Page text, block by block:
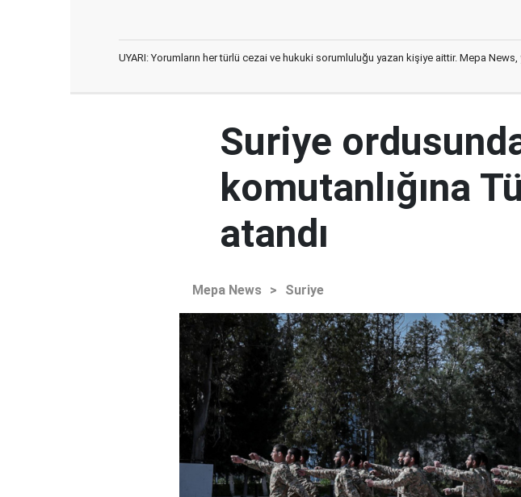
UYARI: Yorumların her türlü cezai ve hukuki sorumluluğu yazan kişiye aittir. Mepa
Suriye
komutanlığına
atandı
Mepa News > Suriye